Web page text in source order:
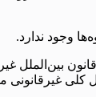
وجود ندارد.
بین‌الملل
کلی غیرقانونی